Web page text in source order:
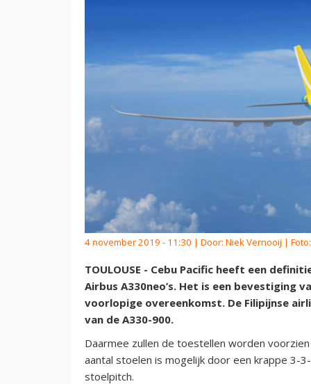
4 november 2019 - 11:30 | Door: Niek Vernooij |
TOULOUSE - Cebu Pacific heeft een
Airbus A330neo’s. Het is een bevestiging
voorlopige overeenkomst. De Filipijnse
van de A330-900.
Daarmee zullen de toestellen worden
aantal stoelen is mogelijk door een krappe 3-
stoelpitch.